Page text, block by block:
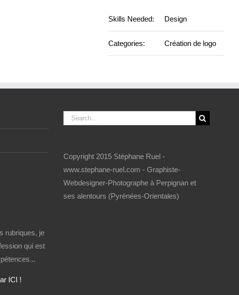
Skills Needed: Design
Categories: Création de logo
rubriques, je
qui est
ICI !
Search
Copyright 2015 Stéphane Ruel -
www.stephane-ruel.com - Graphiste-
Webdesigner-Photographe à Perpignan et
ses alentours (Pyrénées-Orientales)